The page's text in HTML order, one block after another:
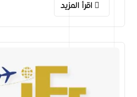
اقرأ المزيد